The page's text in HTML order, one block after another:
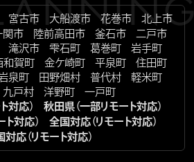
宮古市 大船渡市 花巻市
北上市
関市 陸前高田市 釜石市
二戸市
滝沢市 雫石町 葛巻町
岩手町
和賀町 金ケ崎町 平泉町
住田町
泉町 田野畑村 普代村
軽米町
九戸村 洋野町 一戸町
対応）
秋田県（一部リモート対応）
対応）
全国対応（リモート対応）
応（リモート対応）